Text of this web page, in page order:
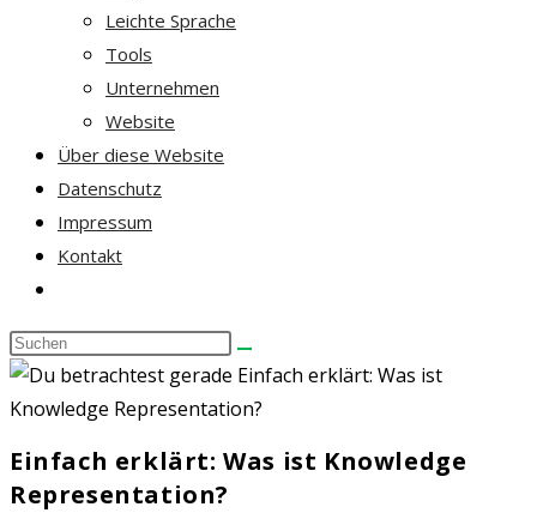
Leichte Sprache
Tools
Unternehmen
Website
Über diese Website
Datenschutz
Impressum
Kontakt
umschalten
Diese
Website
durchsuchen
Einfach erklärt: Was ist Knowledge
Representation?